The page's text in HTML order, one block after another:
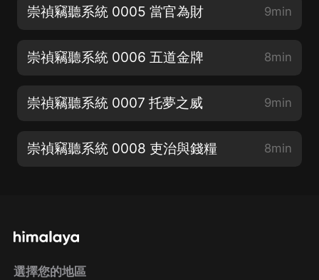
崇禎竊聽系統 0005 當官為財 9min
崇禎竊聽系統 0006 五道金牌 8min
崇禎竊聽系統 0007 托夢之威 9min
崇禎竊聽系統 0008 吏治與錢糧 8min
選擇您的地區